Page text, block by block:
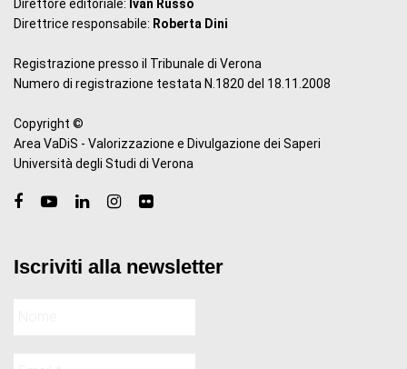
Direttore editoriale: Ivan Russo
Direttrice responsabile: Roberta Dini
Registrazione presso il Tribunale di Verona
Numero di registrazione testata N.1820 del 18.11.2008
Copyright ©
Area VaDiS - Valorizzazione e Divulgazione dei Saperi
Università degli Studi di Verona
Iscriviti alla newsletter